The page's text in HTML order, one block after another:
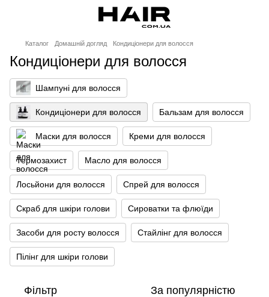
Каталог Домашній догляд Кондиціонери для волосся
Кондиціонери для волосся
Шампуні для волосся
Кондиціонери для волосся Бальзам для волосся
Маски для волосся Креми для волосся
Термозахист Масло для волосся
Лосьйони для волосся Спрей для волосся
Скраб для шкіри голови Сироватки та флюїди
Засоби для росту волосся Стайлінг для волосся
Пілінг для шкіри голови
Фільтр За популярністю